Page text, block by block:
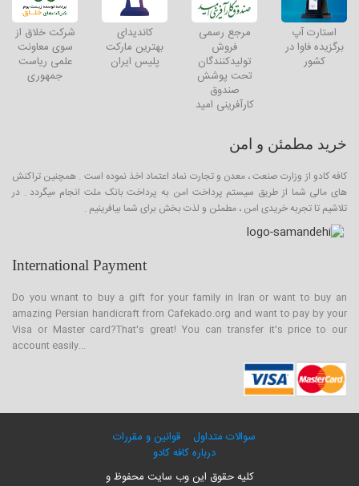
استارت آپ
برگزیده فاوا در
کشور
مرجع رسمی
فروش
تولیدکنندگان
تحت پوشش
صندوق
کارآفرینی امید
کاندیدای
بهترین مارکت
پلیس ایران
شرکت خلاق از
سوی معاونت
علمی ریاست
جمهوری
خرید مطمئن و امن
کافه کادو از وزارت صنعت ، معدن و تجارت نماد اعتماد اخذ نموده است . همچنین تراکنش
های مالی شما از طریق سیستم پرداخت امن به پرداخت بانک ملت انجام میگردد . در
تلاشیم تا تجربه خریدی امن ، مطمئن و لذت بخش برای شما بیافرینیم .
International Payment
Do you wnant to buy a gift for your family in Iran or want to buy an
amazing Persian handicraft from Cafekado.org and want to pay by your
Visa or Master card?That's great! You can transfer it's price to our
account easily...
سوالات متداول
قوانین و مقررات
درباره کافه کادو
کلیه حقوق این وب سایت محفوظ و